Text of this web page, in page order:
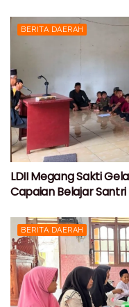
BERITA DAERAH
LDII Megang Sakti
Capaian Belajar Santri
BERITA DAERAH